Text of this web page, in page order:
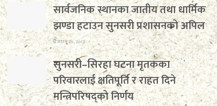
सार्वजनिक स्थानका जातीय तथा धार्मिक
झण्डा हटाउन सुनसरी प्रशासनको अपिल
साउन २०, २०८३
सुनसरी–सिरहा घटना मृतकका
परिवारलाई क्षतिपूर्ति र राहत दिने
मन्त्रिपरिषद्को निर्णय